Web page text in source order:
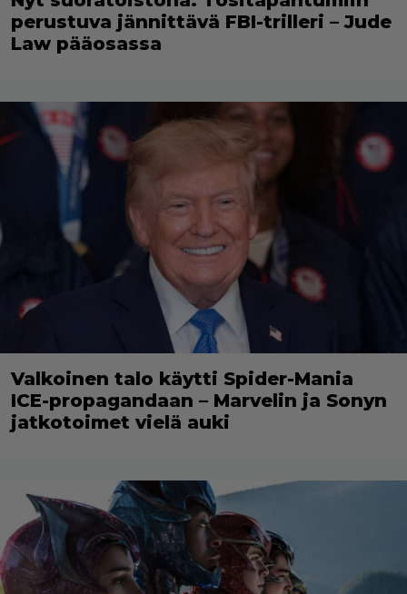
perustuva jännittävä FBI-trilleri – Jude
Law pääosassa
Valkoinen talo käytti Spider-Mania
ICE-propagandaan – Marvelin ja Sonyn
jatkotoimet vielä auki